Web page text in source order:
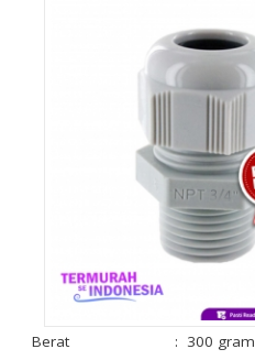
Berat : 300 gram